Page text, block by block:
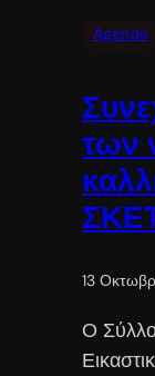
Agenda
των
13
Ο